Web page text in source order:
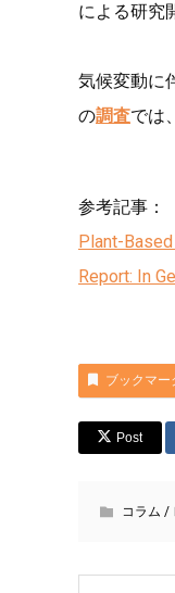
による研究
気候変動に
の調査では
参考記事：
Plant-
Report: In
ブックマー
Post
コラム /